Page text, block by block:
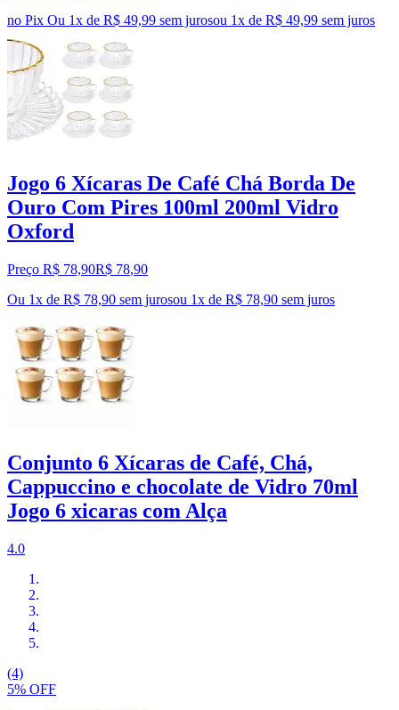
no Pix Ou 1x de R$ 49,99 sem jurosou 1x de R$ 49,99 sem juros
Jogo 6 Xícaras De Café Chá Borda De
Ouro Com Pires 100ml 200ml Vidro
Oxford
Preço R$ 78,90R$ 78,90
Ou 1x de R$ 78,90 sem jurosou 1x de R$ 78,90 sem juros
Conjunto 6 Xícaras de Café, Chá,
Cappuccino e chocolate de Vidro 70ml
Jogo 6 xicaras com Alça
4.0
(4)
5% OFF